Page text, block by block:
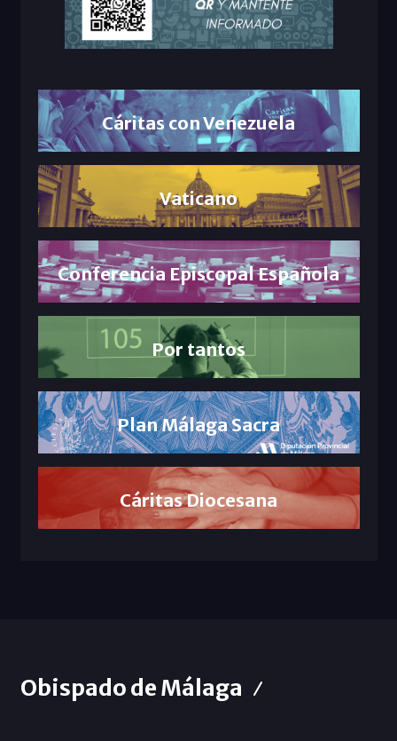
Cáritas con Venezuela
Vaticano
Conferencia Episcopal Española
Por tantos
Plan Málaga Sacra
Cáritas Diocesana
Obispado de Málaga